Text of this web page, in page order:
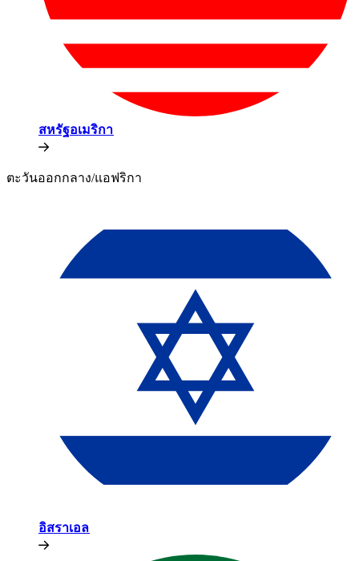
สหรัฐอเมริกา​​
ตะวันออกกลาง/แอฟริกา​​
อิสราเอล​​